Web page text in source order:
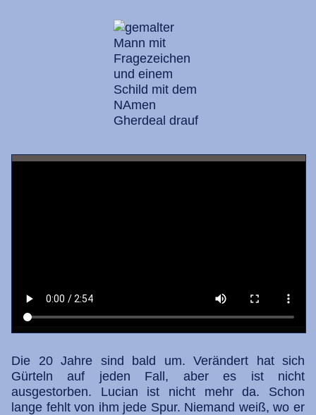
Die 20 Jahre sind bald um. Verändert hat sich
Gürteln auf jeden Fall, aber es ist nicht
ausgestorben. Lucian ist nicht mehr da. Schon
lange fehlt von ihm jede Spur. Niemand weiß, wo er